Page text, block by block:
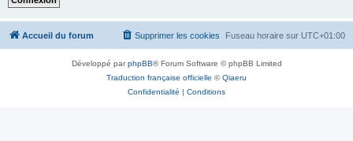
Accueil du forum Fuseau horaire sur UTC+01:00
Supprimer les cookies
Développé parphpBB® Forum Software © phpBB Limited
Traduction française officielle ©Qiaeru
Confidentialité | Conditions